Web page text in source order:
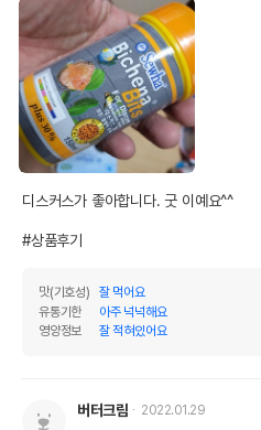
품명 및 모델명
비치나 비
디스커스가 좋아합니다. 굿 이예요^^
#상품후기
맛(기호성)
잘 먹어요
유통기한
아주 넉넉해요
영양정보
잘 적혀있어요
버터크림 2022.01.29